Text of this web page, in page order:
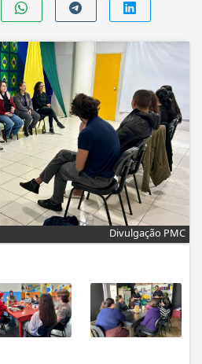
Divulgação PMC